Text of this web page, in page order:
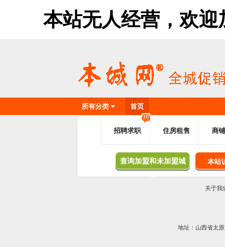
本站无人经营，欢
所有分类 首页
招聘求职 住房租售 商
查询加盟和未加盟城
本站
关于我
地址：山西省太